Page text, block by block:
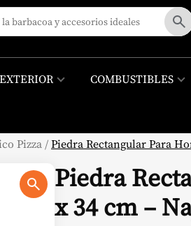
COMBUSTIBLES
Pizza /Piedra Rectangular Para
Piedra
x 34 cm –